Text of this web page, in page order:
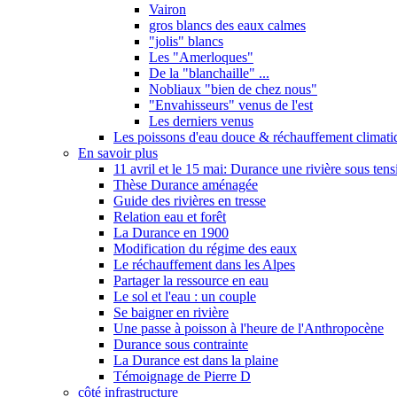
Vairon
gros blancs des eaux calmes
"jolis" blancs
Les "Amerloques"
De la "blanchaille" ...
Nobliaux "bien de chez nous"
"Envahisseurs" venus de l'est
Les derniers venus
Les poissons d'eau douce & réchauffement
En savoir plus
11 avril et le 15 mai: Durance une rivière sous
Thèse Durance aménagée
Guide des rivières en tresse
Relation eau et forêt
La Durance en 1900
Modification du régime des eaux
Le réchauffement dans les Alpes
Partager la ressource en eau
Le sol et l'eau : un couple
Se baigner en rivière
Une passe à poisson à l'heure de l'Anthropocène
Durance sous contrainte
La Durance est dans la plaine
Témoignage de Pierre D
côté infrastructure